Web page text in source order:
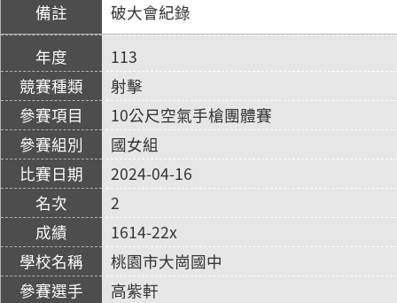
破大會紀錄
113
射擊
10公尺空氣手槍團體賽
國女組
2024-04-16
2
1614-22x
桃園市大崗國中
高紫軒